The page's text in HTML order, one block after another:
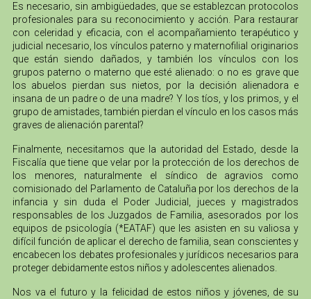
Es necesario, sin ambigüedades, que se establezcan protocolos
profesionales para su reconocimiento y acción. Para restaurar
con celeridad y eficacia, con el acompañamiento terapéutico y
judicial necesario, los vínculos paterno y maternofilial originarios
que están siendo dañados, y también los vínculos con los
grupos paterno o materno que esté alienado: o no es grave que
los abuelos pierdan sus nietos, por la decisión alienadora e
insana de un padre o de una madre? Y los tíos, y los primos, y el
grupo de amistades, también pierdan el vínculo en los casos más
graves de alienación parental?
Finalmente, necesitamos que la autoridad del Estado, desde la
Fiscalía que tiene que velar por la protección de los derechos de
los menores, naturalmente el síndico de agravios como
comisionado del Parlamento de Cataluña por los derechos de la
infancia y sin duda el Poder Judicial, jueces y magistrados
responsables de los Juzgados de Familia, asesorados por los
equipos de psicología (*EATAF) que les asisten en su valiosa y
difícil función de aplicar el derecho de familia, sean conscientes y
encabecen los debates profesionales y jurídicos necesarios para
proteger debidamente estos niños y adolescentes alienados.
Nos va el futuro y la felicidad de estos niños y jóvenes, de su